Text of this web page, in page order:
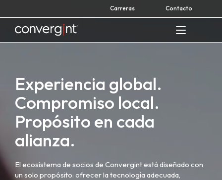
to
content
Carreras Contacto
Home
Experiencia global.
Compromiso local.
Propósito en cada
alianza.
El ecosistema de socios de Convergint está diseñado con
un solo propósito: ofrecer la tecnología adecuada,